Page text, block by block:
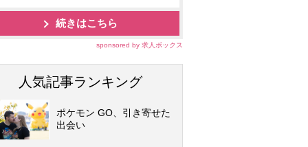
続きはこちら
sponsored by 求人ボックス
人気記事ランキング
ポケモン GO、引き寄せた
出会い